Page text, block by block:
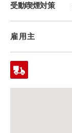
受動喫煙対策
雇用主